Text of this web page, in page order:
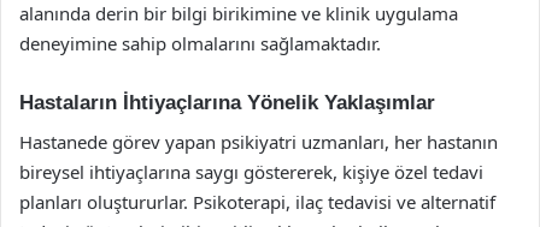
alanında derin bir bilgi birikimine ve klinik uygulama
deneyimine sahip olmalarını sağlamaktadır.
Hastaların İhtiyaçlarına Yönelik Yaklaşımlar
Hastanede görev yapan psikiyatri uzmanları, her hastanın
bireysel ihtiyaçlarına saygı göstererek, kişiye özel tedavi
planları oluştururlar. Psikoterapi, ilaç tedavisi ve alternatif